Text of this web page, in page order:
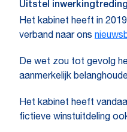
Uitstel
Het kabinet heeft in
verband naar ons
De wet zou tot gevolg
aanmerkelijk
Het kabinet heeft
fictieve winstuitdeling